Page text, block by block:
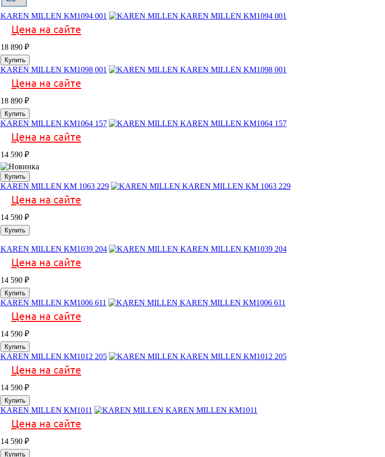
KAREN MILLEN KM1094 001
18 890 ₽
Купить
KAREN MILLEN KM1098 001
18 890 ₽
Купить
KAREN MILLEN KM1064 157
14 590 ₽
Купить
KAREN MILLEN KM 1063 229
14 590 ₽
Купить
KAREN MILLEN KM1039 204
14 590 ₽
Купить
KAREN MILLEN KM1006 611
14 590 ₽
Купить
KAREN MILLEN KM1012 205
14 590 ₽
Купить
KAREN MILLEN KM1011
14 590 ₽
Купить